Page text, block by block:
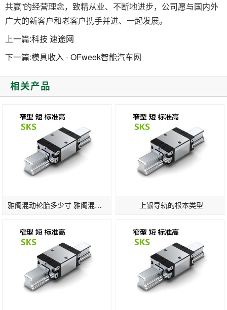
共赢”的经营理念，致精从业、不断地进步，公司愿与国内外
广大的新客户和老客户携手并进、一起发展。
上一篇:科技 速途网
下一篇:模具收入 - OFweek智能汽车网
相关产品
雅阁混动轮胎多少寸 雅阁混动版轮胎标准 上银导轨的根本类型